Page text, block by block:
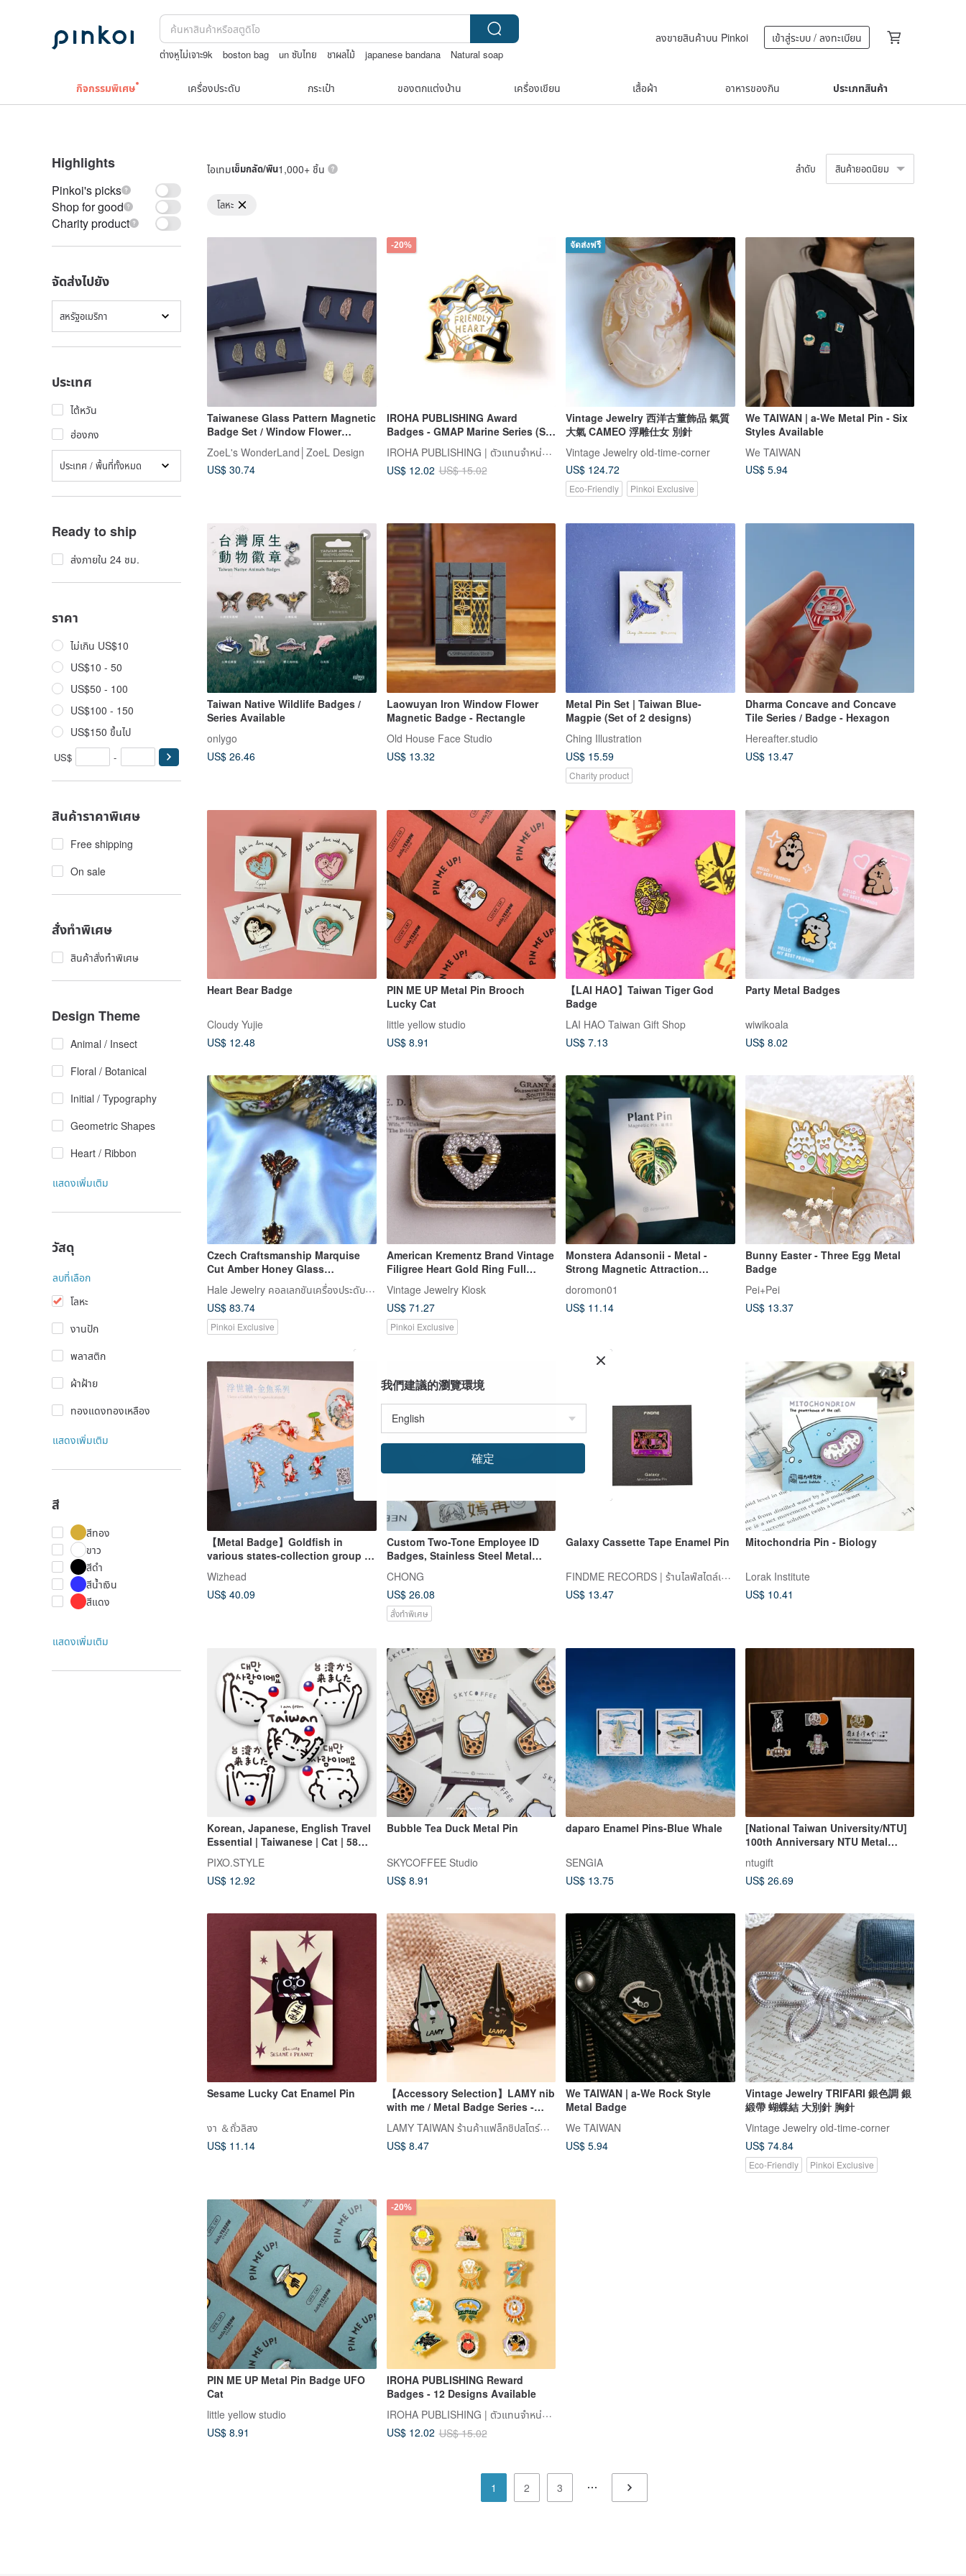
ต่างหูไม่เจาะ9k boston bag un ซับไทย ชาผลไม้ japanese bandana
Natural soap
ลงขายสินค้าบน Pinkoi เข้าสู่ระบบ / ลงทะเบียน
กิจกรรมพิเศษ เครื่องประดับ กระเป๋า ของตกแต่งบ้าน เครื่องเขียน เสื้อผ้า อาหารของกิน ประเภทสินค้า
Highlights
Pinkoi's picks
Shop for good
Charity product
จัดส่งไปยัง
สหรัฐอเมริกา
ประเทศ
ไต้หวัน
ฮ่องกง
ประเทศ / พื้นที่ทั้งหมด
Ready to ship
ส่งภายใน 24 ชม.
ราคา
ไม่เกิน US$10
US$10 - 50
US$50 - 100
US$100 - 150
US$150 ขึ้นไป
US$ -
สินค้าราคาพิเศษ
Free shipping
On sale
สั่งทำพิเศษ
สินค้าสั่งทำพิเศษ
Design Theme
Animal / Insect
Floral / Botanical
Initial / Typography
Geometric Shapes
Heart / Ribbon
แสดงเพิ่มเติม
วัสดุ
ลบที่เลือก
โลหะ
งานปัก
พลาสติก
ผ้าฝ้าย
ทองแดงทองเหลือง
แสดงเพิ่มเติม
สี
สีทอง
ขาว
สีดำ
สีน้ำเงิน
สีแดง
แสดงเพิ่มเติม
ไอเทมเข็มกลัด/พิน1,000+ ชิ้น ลำดับ สินค้ายอดนิยม
โลหะ
Taiwanese Glass Pattern Magnetic
Badge Set / Window Flower
Design, Made in Taiwan, Brooch,
Taiwanese Souvenir, For Overseas
Travel
ZoeL's WonderLand│ZoeL Design
US$ 30.74
-20%
IROHA PUBLISHING Award
Badges - GMAP Marine Series (Six
IROHA PUBLISHING | ตัวแทนจำหน่ายในไต้หวัน
US$ 12.02 US$ 15.02
จัดส่งฟรี
Vintage Jewelry 西洋古董飾品 氣質
大氣 CAMEO 浮雕仕女 別針
Vintage Jewelry old-time-corner
US$ 124.72
Eco-Friendly Pinkoi Exclusive
We TAIWAN | a-We Metal Pin - Six
Styles Available
We TAIWAN
US$ 5.94
Taiwan Native Wildlife Badges /
Series Available
onlygo
US$ 26.46
Laowuyan Iron Window Flower
Magnetic Badge - Rectangle
Old House Face Studio
US$ 13.32
Metal Pin Set | Taiwan Blue-
Magpie (Set of 2 designs)
Ching Illustration
US$ 15.59
Charity product
Dharma Concave and Concave
Tile Series / Badge - Hexagon
Hereafter.studio
US$ 13.47
Heart Bear Badge
Cloudy Yujie
US$ 12.48
PIN ME UP Metal Pin Brooch
Lucky Cat
little yellow studio
US$ 8.91
【LAI HAO】Taiwan Tiger God
Badge
LAI HAO Taiwan Gift Shop
US$ 7.13
Party Metal Badges
wiwikoala
US$ 8.02
Czech Craftsmanship Marquise
Cut Amber Honey Glass
Rhinestone Hat Pin / Brooch / Pin
- Antique American Jewelry
Hale Jewelry คอลเลกชันเครื่องประดับโบราณตะวันตก
US$ 83.74
Pinkoi Exclusive
American Krementz Brand Vintage
Filigree Heart Gold Ring Full
Rhinestone Small Brooch Pin
Vintage Jewelry Kiosk
US$ 71.27
Pinkoi Exclusive
Monstera Adansonii - Metal -
Strong Magnetic Attraction
Version
doromon01
US$ 11.14
Bunny Easter - Three Egg Metal
Badge
Pei+Pei
US$ 13.37
【Metal Badge】Goldfish in
various states-collection group 6
Wizhead
US$ 40.09
Custom Two-Tone Employee ID
Badges, Stainless Steel Metal
Graphics and Text, Set of Ten
CHONG
US$ 26.08
สั่งทำพิเศษ
Galaxy Cassette Tape Enamel Pin
FINDME RECORDS | ร้านไลฟ์สไตล์เทปคาสเซ็ตและแผ่นเสียงจากฮ่องกง
US$ 13.47
Mitochondria Pin - Biology
Lorak Institute
US$ 10.41
Korean, Japanese, English Travel
Essential | Taiwanese | Cat | 58mm
Pin Badge Set of 5 | Free Cat
Suitcase Sticker | 019
PIXO.STYLE
US$ 12.92
Bubble Tea Duck Metal Pin
SKYCOFFEE Studio
US$ 8.91
daparo Enamel Pins-Blue Whale
SENGIA
US$ 13.75
[National Taiwan University/NTU]
100th Anniversary NTU Metal
Badge Gift Box (Set of 4)
ntugift
US$ 26.69
Sesame Lucky Cat Enamel Pin
งา ＆ถั่วลิสง
US$ 11.14
【Accessory Selection】LAMY nib
with me / Metal Badge Series -
Black Ms. or Silver Mr.
LAMY TAIWAN ร้านค้าแฟล็กชิปสโตร์ทางการ
US$ 8.47
We TAIWAN | a-We Rock Style
Metal Badge
We TAIWAN
US$ 5.94
Vintage Jewelry TRIFARI 銀色調 銀
緞帶 蝴蝶結 大別針 胸針
Vintage Jewelry old-time-corner
US$ 74.84
Eco-Friendly Pinkoi Exclusive
PIN ME UP Metal Pin Badge UFO
Cat
little yellow studio
US$ 8.91
-20%
IROHA PUBLISHING Reward
Badges - 12 Designs Available
IROHA PUBLISHING | ตัวแทนจำหน่ายในไต้หวัน
US$ 12.02 US$ 15.02
1 2 3
我們建議的瀏覽環境
確定